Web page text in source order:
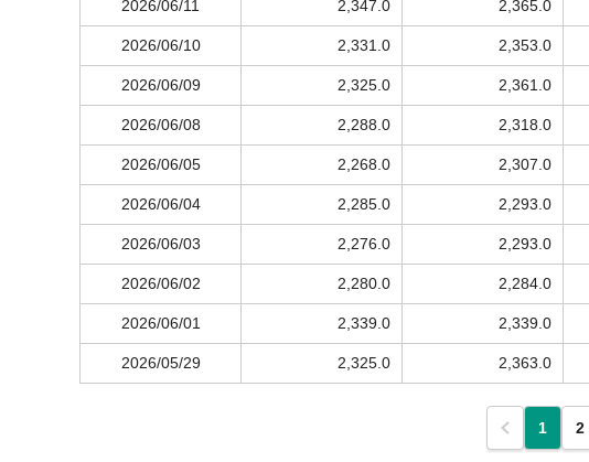
2026/06/11 2,347.0 2,365.0
2026/06/10 2,331.0 2,353.0
2026/06/09 2,325.0 2,361.0
2026/06/08 2,288.0 2,318.0
2026/06/05 2,268.0 2,307.0
2026/06/04 2,285.0 2,293.0
2026/06/03 2,276.0 2,293.0
2026/06/02 2,280.0 2,284.0
2026/06/01 2,339.0 2,339.0
2026/05/29 2,325.0 2,363.0
1 2